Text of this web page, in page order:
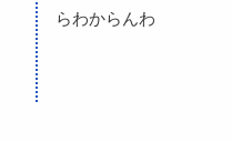
らわからんわ